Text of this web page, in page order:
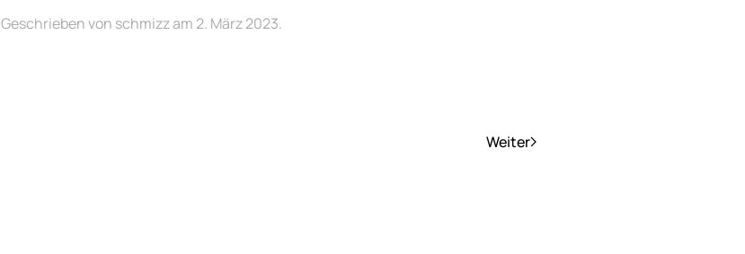
Geschrieben von schmizzam 2. März 2023.
Weiter